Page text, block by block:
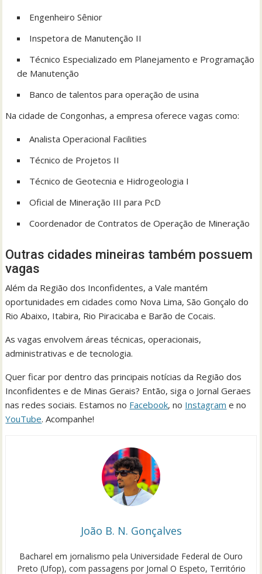
Engenheiro Sênior
Inspetora de Manutenção II
Técnico Especializado em Planejamento e Programação
de Manutenção
Banco de talentos para operação de usina
Na cidade de Congonhas, a empresa oferece vagas como:
Analista Operacional Facilities
Técnico de Projetos II
Técnico de Geotecnia e Hidrogeologia I
Oficial de Mineração III para PcD
Coordenador de Contratos de Operação de Mineração
Outras cidades mineiras também possuem
vagas
Além da Região dos Inconfidentes, a Vale mantém
oportunidades em cidades como Nova Lima, São Gonçalo do
Rio Abaixo, Itabira, Rio Piracicaba e Barão de Cocais.
As vagas envolvem áreas técnicas, operacionais,
administrativas e de tecnologia.
Quer ficar por dentro das principais notícias da Região dos
Inconfidentes e de Minas Gerais? Então, siga o Jornal Geraes
nas redes sociais. Estamos no Facebook, no Instagram e no
YouTube. Acompanhe!
João B. N. Gonçalves
Bacharel em jornalismo pela Universidade Federal de Ouro
Preto (Ufop), com passagens por Jornal O Espeto, Território